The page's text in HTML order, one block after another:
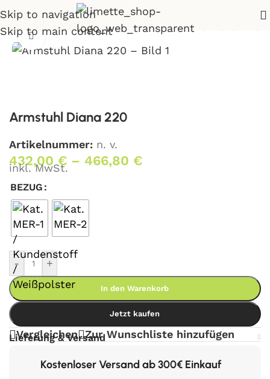
Skip to navigation
Skip to main content
>Shop> Wohnen>Armstuhl Diana 220
Klick zum Vergrößern
Armstuhl Diana 220
Artikelnummer: n. v.
432,00 € – 466,80 €
inkl. MwSt.
BEZUG
- +
In den Warenkorb
Jetzt kaufen
Vergleichen Zur Wunschliste hinzufügen
Lieferung & Versand
Kostenloser Versand ab 300€ Einkauf